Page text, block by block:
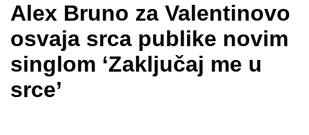
Alex Bruno za Valentinovo
osvaja srca publike novim
singlom ‘Zaključaj me u
srce’